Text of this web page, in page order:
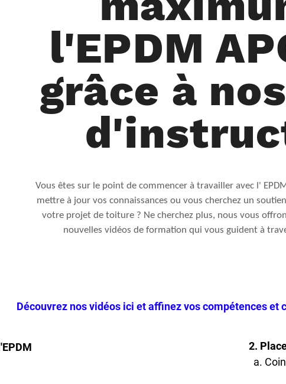
l'EPDM
grâce à
Vous êtes sur le point de commencer à travailler avec l'
mettre à jour vos connaissances ou vous cherchez un
votre projet de toiture ? Ne cherchez plus, nous vous
nouvelles vidéos de formation qui vous guident à
Découvrez nos vidéos ici et affinez vos compétences et
2.
a.